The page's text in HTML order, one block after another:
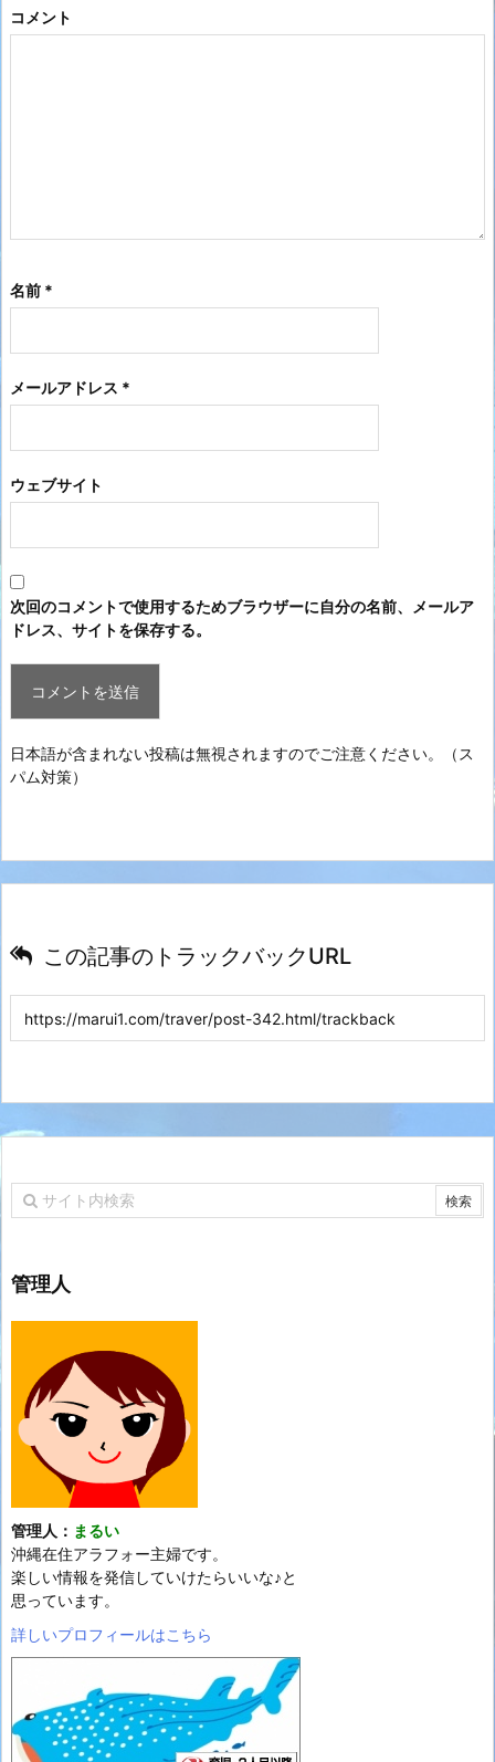
コメント
名前 *
メールアドレス *
ウェブサイト
次回のコメントで使用するためブラウザーに自分の名前、メールア
ドレス、サイトを保存する。
日本語が含まれない投稿は無視されますのでご注意ください。（ス
パム対策）
この記事のトラックバックURL
管理人
管理人： まるい
沖縄在住アラフォー主婦です。
楽しい情報を発信していけたらいいな♪と
思っています。
詳しいプロフィールはこちら